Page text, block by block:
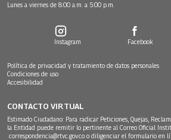
Lunes a viernes de 8:00 a.m. a 5:00 p.m.
Instagram Facebook
Política de privacidad y tratamiento de datos personales
Condiciones de uso
Accesibilidad
CONTACTO VIRTUAL
Estimado Ciudadano: Para radicar Peticiones, Quejas,
la Entidad puede remitir lo pertinente al Correo Oficial
correspondencia@rtvc.gov.co o diligenciar el formulario en